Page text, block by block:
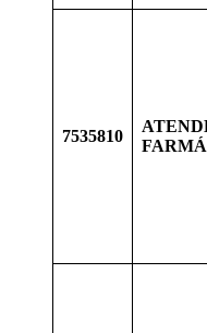
7535810